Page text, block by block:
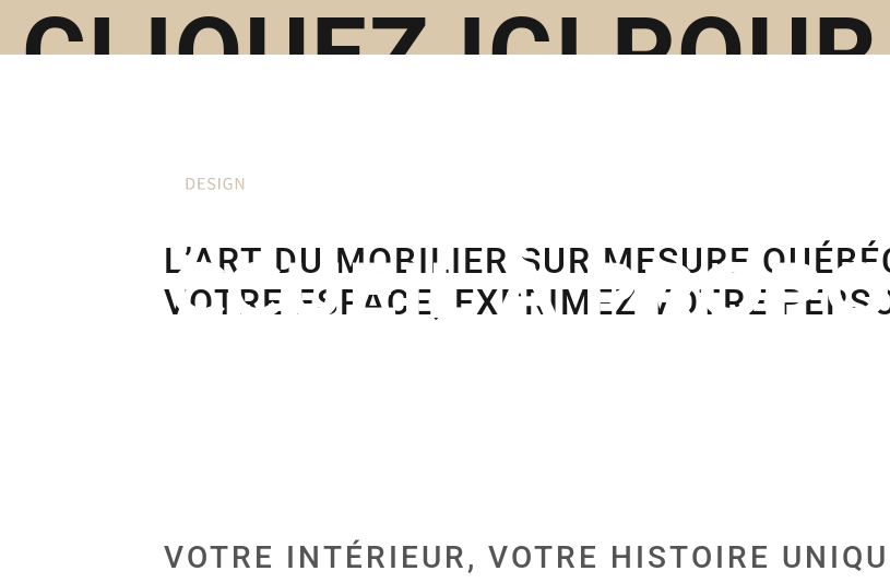
CLIQUEZ ICI
ACCUEIL À
L’ART DU MOBILIER SUR MESURE
VOTRE ESPACE, EXPRIMEZ VOTRE
VOTRE INTÉRIEUR, VOTRE HISTOIRE